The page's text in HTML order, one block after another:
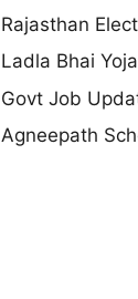
Rajasthan
Ladla Bhai
Govt Job
Agneepath